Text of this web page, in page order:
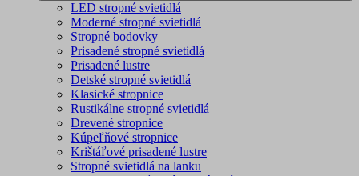
LED stropné svietidlá
Moderné stropné svietidlá
Stropné bodovky
Prisadené stropné svietidlá
Prisadené lustre
Detské stropné svietidlá
Klasické stropnice
Rustikálne stropné svietidlá
Drevené stropnice
Kúpeľňové stropnice
Krištáľové prisadené lustre
Stropné svietidlá na lanku